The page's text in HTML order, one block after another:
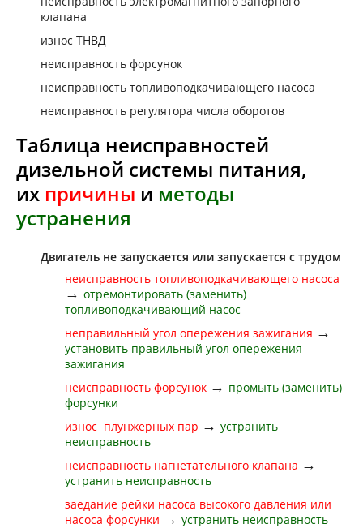
клапана
износ ТНВД
неисправность форсунок
неисправность топливоподкачивающего насоса
неисправность регулятора числа оборотов
Таблица неисправностей
дизельной системы питания,
их причины и методы
устранения
Двигатель не запускается или запускается с трудом
неисправность топливоподкачивающего насоса
→ отремонтировать (заменить)
топливоподкачивающий насос
неправильный угол опережения зажигания →
установить правильный угол опережения
зажигания
неисправность форсунок → промыть (заменить)
форсунки
износ плунжерных пар → устранить
неисправность
неисправность нагнетательного клапана →
устранить неисправность
заедание рейки насоса высокого давления или
насоса форсунки → устранить неисправность